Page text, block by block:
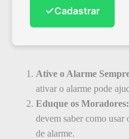
✓Cadastrar
Ative o Alarme
ativar o alarme pode
Eduque os Moradores:
devem saber como usar
de alarme.